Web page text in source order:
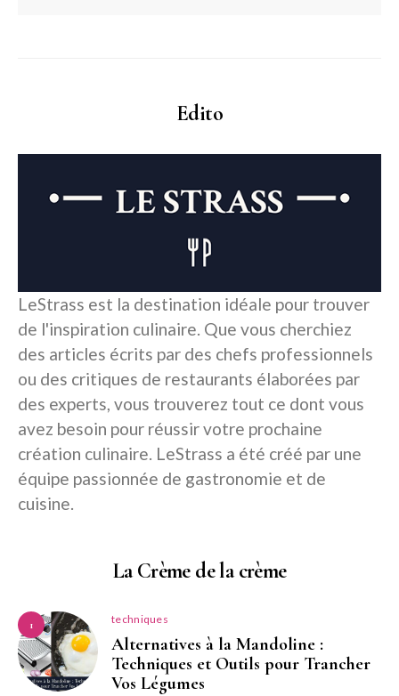
Edito
LeStrass est la destination idéale pour trouver
de l'inspiration culinaire. Que vous cherchiez
des articles écrits par des chefs professionnels
ou des critiques de restaurants élaborées par
des experts, vous trouverez tout ce dont vous
avez besoin pour réussir votre prochaine
création culinaire. LeStrass a été créé par une
équipe passionnée de gastronomie et de
cuisine.
La Crème de la crème
1 techniques
Alternatives à la Mandoline :
Techniques et Outils pour Trancher
Vos Légumes